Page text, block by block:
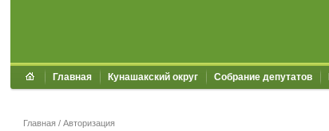
Главная Кунашакский округ Собрание депутатов
Главная / Авторизация